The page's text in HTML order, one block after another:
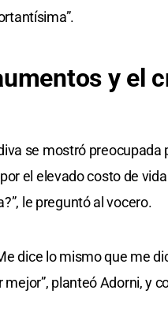
y el
se mostró
el elevado costo de
le preguntó al vocero.
dice lo mismo que me
planteó Adorni, y